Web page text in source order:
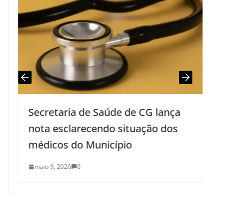
Secretaria de Saúde de CG lança
nota esclarecendo situação dos
médicos do Município
maio 9, 2026 0